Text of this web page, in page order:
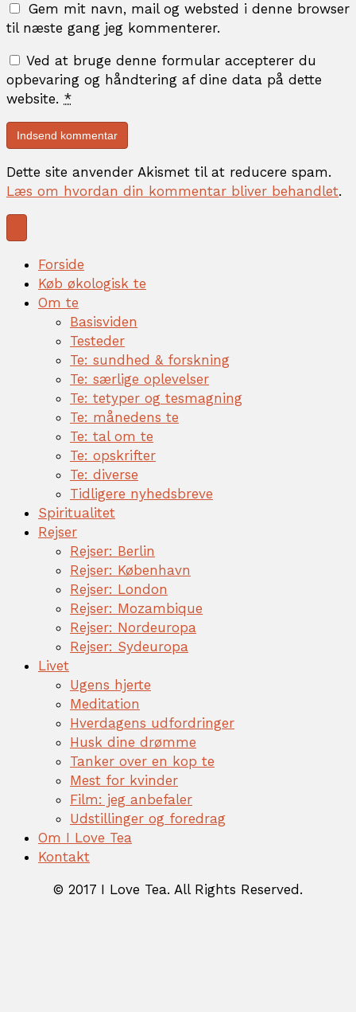
Gem mit navn, mail og websted i denne browser
til næste gang jeg kommenterer.
Ved at bruge denne formular accepterer du
opbevaring og håndtering af dine data på dette
website. *
Dette site anvender Akismet til at reducere spam.
Læs om hvordan din kommentar bliver behandlet.
Forside
Køb økologisk te
Om te
Basisviden
Testeder
Te: sundhed & forskning
Te: særlige oplevelser
Te: tetyper og tesmagning
Te: månedens te
Te: tal om te
Te: opskrifter
Te: diverse
Tidligere nyhedsbreve
Spiritualitet
Rejser
Rejser: Berlin
Rejser: København
Rejser: London
Rejser: Mozambique
Rejser: Nordeuropa
Rejser: Sydeuropa
Livet
Ugens hjerte
Meditation
Hverdagens udfordringer
Husk dine drømme
Tanker over en kop te
Mest for kvinder
Film: jeg anbefaler
Udstillinger og foredrag
Om I Love Tea
Kontakt
© 2017 I Love Tea. All Rights Reserved.